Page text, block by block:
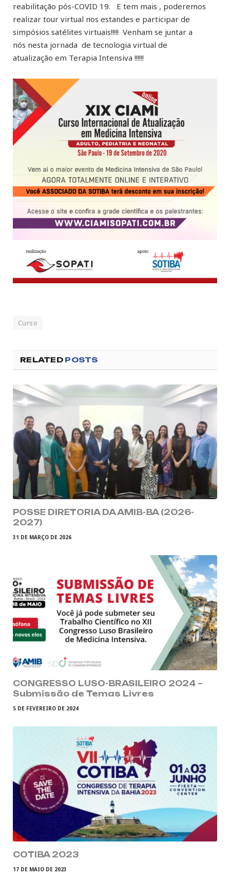
reabilitação pós-COVID 19. E tem mais , poderemos
realizar tour virtual nos estandes e participar de
simpósios satélites virtuais!!!!! Venham se juntar a
nós nesta jornada de tecnologia virtual de
atualização em Terapia Intensiva !!!!!!
Curso
RELATED POSTS
POSSE DIRETORIA DA AMIB-BA (2026-
2027)
31 DE MARÇO DE 2026
CONGRESSO LUSO-BRASILEIRO 2024 –
Submissão de Temas Livres
5 DE FEVEREIRO DE 2024
COTIBA 2023
17 DE MAIO DE 2023